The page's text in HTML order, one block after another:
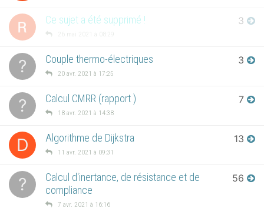
Ce sujet a été supprimé !
26 mai 2021 à 08:29
3
? Couple thermo-électriques
20 avr. 2021 à 17:25
3
? Calcul CMRR (rapport )
18 avr. 2021 à 14:38
7
D Algorithme de Dijkstra
11 avr. 2021 à 09:31
13
?
Calcul d'inertance, de résistance et de
compliance
7 avr. 2021 à 16:16
56